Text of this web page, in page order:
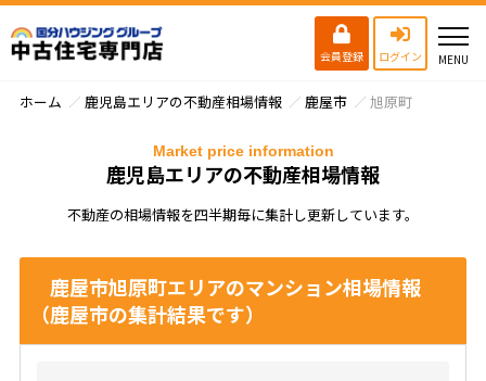
会員登録 ログイン
ホーム 鹿児島エリアの不動産相場情報 鹿屋市 旭原町
鹿児島エリアの不動産相場情報
Market price information
不動産の相場情報を四半期毎に集計し更新しています。
鹿屋市旭原町エリアのマンション相場情報
（鹿屋市の集計結果です）